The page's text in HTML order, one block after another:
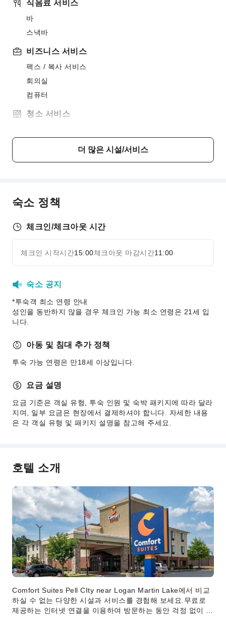
식음료 서비스
바
스낵바
비즈니스 서비스
팩스 / 복사 서비스
회의실
컴퓨터
청소 서비스
자판기
흡연 구역
인터넷 서비스
프런트 서비스
프런트 귀중품 보관함
구급상자
공용 구역 CCTV
소화기
무장애 통로
자세히 보기
더 많은 시설/서비스
숙소 정책
체크인/체크아웃 시간
체크인 시작시간15:00체크아웃 마감시간11:00
숙소 공지
*투숙객 최소 연령 안내
성인을 동반하지 않을 경우 체크인 가능 최소 연령은 21세 입
니다.
아동 및 침대 추가 정책
투숙 가능 연령은 만18세 이상입니다.
요금 설명
요금 기준은 객실 유형, 투숙 인원 및 숙박 패키지에 따라 달라
지며, 일부 요금은 현장에서 결제하셔야 합니다. 자세한 내용
은 각 객실 유형 및 패키지 설명을 참고해 주세요.
호텔 소개
Comfort Suites Pell CIty near Logan Martin Lake에서 비교
하실 수 없는 다양한 시설과 서비스를 경험해 보세요.무료로
제공하는 인터넷 연결을 이용하여 방문하는 동안 걱정 없이 온